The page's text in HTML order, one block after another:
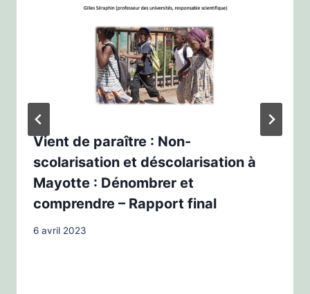
Vient de paraître : Non-
scolarisation et déscolarisation à
Mayotte : Dénombrer et
comprendre – Rapport final
6 avril 2023